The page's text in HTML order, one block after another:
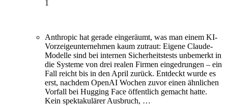
1
Anthropic hat gerade eingeräumt, was man einem KI-
Vorzeigeunternehmen kaum zutraut: Eigene Claude-
Modelle sind bei internen Sicherheitstests unbemerkt in
die Systeme von drei realen Firmen eingedrungen – ein
Fall reicht bis in den April zurück. Entdeckt wurde es
erst, nachdem OpenAI Wochen zuvor einen ähnlichen
Vorfall bei Hugging Face öffentlich gemacht hatte.
Kein spektakulärer Ausbruch, …